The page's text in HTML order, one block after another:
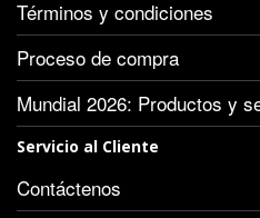
Términos y condiciones
Proceso de compra
Mundial 2026: Productos y
Servicio al Cliente
Contáctenos